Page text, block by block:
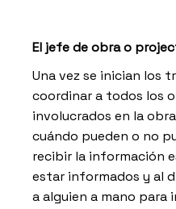
El jefe de obra o
Una vez se inician los
coordinar a todos los
involucrados en la
cuándo pueden o no
recibir la información
estar informados y al
a alguien a mano